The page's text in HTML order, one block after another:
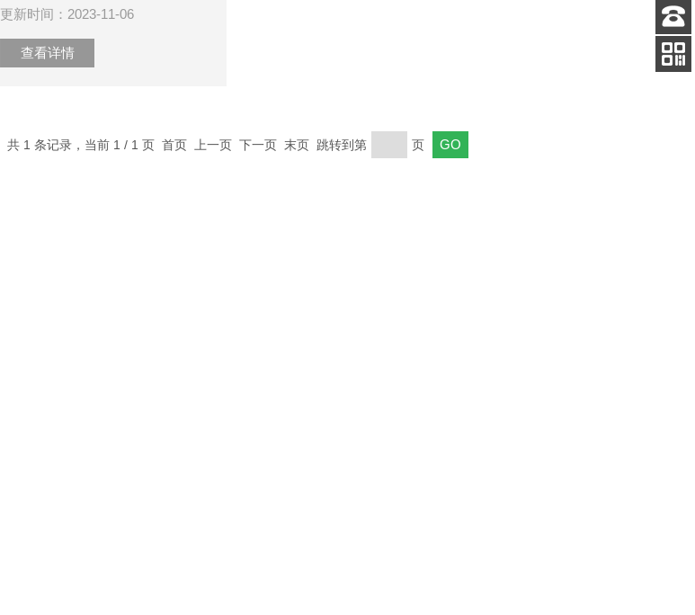
更新时间：2023-11-06
查看详情
共 1 条记录，当前 1 / 1 页 首页 上一页 下一页 末页 跳转到第 页
客服
电话